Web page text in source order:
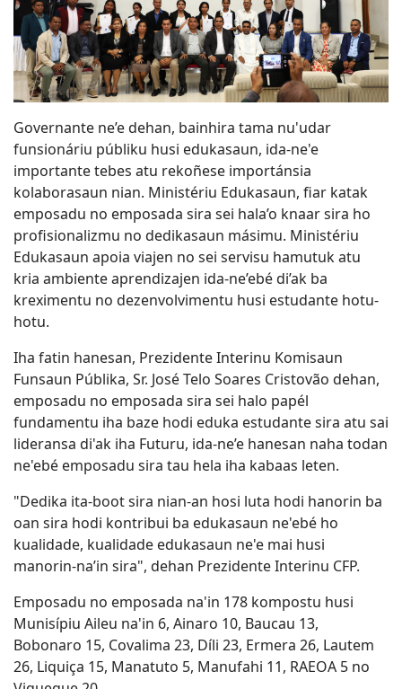
Governante ne’e dehan, bainhira tama nu'udar
funsionáriu públiku husi edukasaun, ida-ne'e
importante tebes atu rekoñese importánsia
kolaborasaun nian. Ministériu Edukasaun, fiar katak
emposadu no emposada sira sei hala’o knaar sira ho
profisionalizmu no dedikasaun másimu. Ministériu
Edukasaun apoia viajen no sei servisu hamutuk atu
kria ambiente aprendizajen ida-ne’ebé di’ak ba
kreximentu no dezenvolvimentu husi estudante hotu-
hotu.
Iha fatin hanesan, Prezidente Interinu Komisaun
Funsaun Públika, Sr. José Telo Soares Cristovão dehan,
emposadu no emposada sira sei halo papél
fundamentu iha baze hodi eduka estudante sira atu sai
lideransa di'ak iha Futuru, ida-ne’e hanesan naha todan
ne'ebé emposadu sira tau hela iha kabaas leten.
"Dedika ita-boot sira nian-an hosi luta hodi hanorin ba
oan sira hodi kontribui ba edukasaun ne'ebé ho
kualidade, kualidade edukasaun ne'e mai husi
manorin-na’in sira", dehan Prezidente Interinu CFP.
Emposadu no emposada na'in 178 kompostu husi
Munisípiu Aileu na'in 6, Ainaro 10, Baucau 13,
Bobonaro 15, Covalima 23, Díli 23, Ermera 26, Lautem
26, Liquiça 15, Manatuto 5, Manufahi 11, RAEOA 5 no